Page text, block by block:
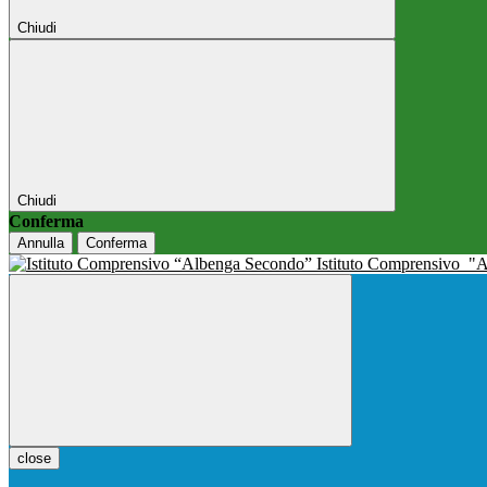
Chiudi
Chiudi
Conferma
Annulla Conferma
Istituto Comprensivo
close